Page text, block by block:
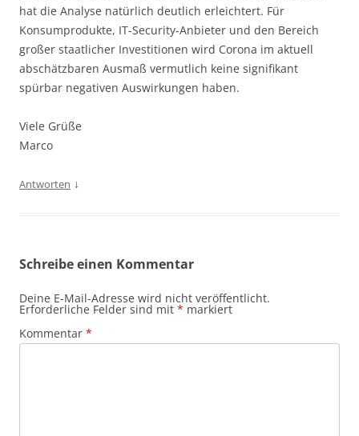
hat die Analyse natürlich deutlich erleichtert. Für
Konsumprodukte, IT-Security-Anbieter und den Bereich
großer staatlicher Investitionen wird Corona im aktuell
abschätzbaren Ausmaß vermutlich keine signifikant
spürbar negativen Auswirkungen haben.
Viele Grüße
Marco
Antworten ↓
Schreibe einen Kommentar
Deine E-Mail-Adresse wird nicht veröffentlicht.
Erforderliche Felder sind mit * markiert
Kommentar *